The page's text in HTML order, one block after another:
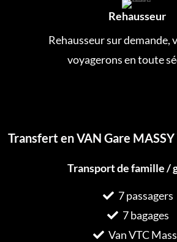
Rehausseur
Rehausseur sur demande,
voyagerons en toute
Transfert en VAN Gare MASSY
Transport de famille /
7 passagers
7 bagages
Van VTC